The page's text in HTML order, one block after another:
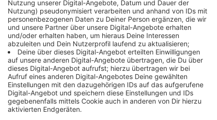
Rund 16.000 Wohnungen wurden demnach in den
vergangenen zehn Jahren in unserer Stadt
fertiggestellt. Damit liegt Düsseldorf ungefähr im
bundesweiten Durchschnitt. Die Mieten sind in dieser
Zeit um 37 Prozent angestiegen. Am krassesten ist
die Lage in Frankfurt und München, wo besonders viel
gebaut wurde. Hier sind die Mieten sogar um 50
Prozent bis über 60 Prozent angestiegen. Die Städte
müssten den sozialen Wohnungsbau mehr fördern,
heißt es von immowelt. Nur so könne eine